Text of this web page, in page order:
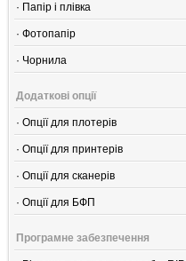
· Папір і плівка
· Фотопапір
· Чорнила
Додаткові опції
· Опції для плотерів
· Опції для принтерів
· Опції для сканерів
· Опції для БФП
Програмне забезпечення